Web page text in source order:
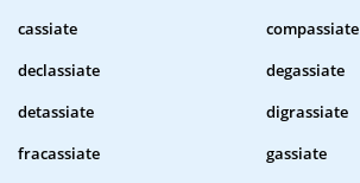
cassiate
compassiate
declassiate
degassiate
detassiate
digrassiate
fracassiate
gassiate